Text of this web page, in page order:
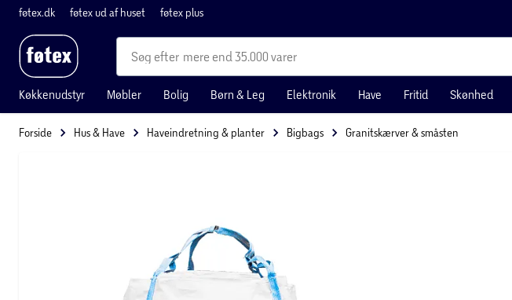
føtex.dk føtex ud af huset føtex plus
mere end 35.000 varer
Køkkenudstyr Møbler Bolig Børn & Leg Elektronik Have Fritid Skønhed
Forside Hus & Have Haveindretning & planter Bigbags Granitskærver & småsten